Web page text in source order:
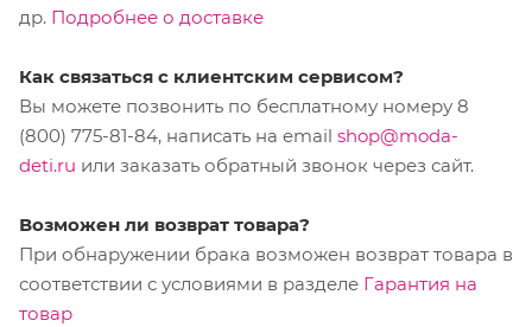
др. Подробнее о доставке
Как связаться с клиентским сервисом?
Вы можете позвонить по бесплатному номеру 8
(800) 775-81-84, написать на email shop@moda-
deti.ru или заказать обратный звонок через сайт.
Возможен ли возврат товара?
При обнаружении брака возможен возврат товара в
соответствии с условиями в разделе Гарантия на
товар